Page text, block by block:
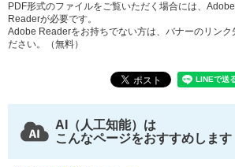
PDF形式のファイルをご覧いただく場合には、
Readerが必要です。
Adobe Readerをお持ちでない方は、バナーのリンク
ださい。（無料）
AI（人工知能）は
こんなページをおすすめします